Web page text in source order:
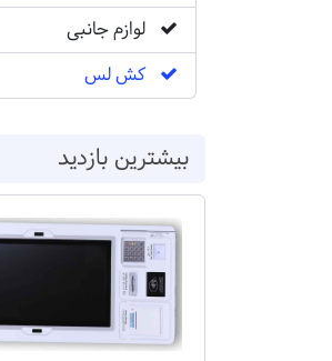
لوازم جانبی
کش لس
بیشترین بازدید